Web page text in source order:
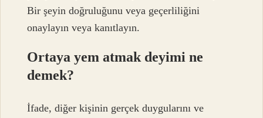
Bir şeyin doğruluğunu veya geçerliliğini
onaylayın veya kanıtlayın.
Ortaya yem atmak deyimi ne
demek?
İfade, diğer kişinin gerçek duygularını ve